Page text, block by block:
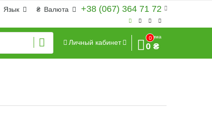
+38 (067) 364 71 72
₴ Валюта
Язык
Личный кабинет
0
Сумма
0 ₴